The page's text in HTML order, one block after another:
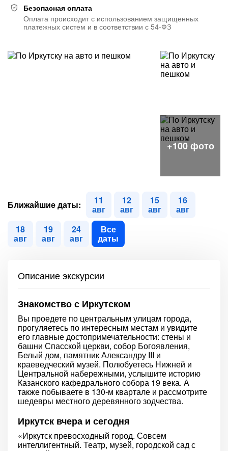
Безопасная оплата
Оплата происходит с использованием защищенных
платежных систем и в соответствии с 54-ФЗ
Ближайшие даты: 11
авг
12
авг
15
авг
16
авг
18
авг
19
авг
24
авг
Все
даты
Описание экскурсии
Знакомство с Иркутском
Вы проедете по центральным улицам города,
прогуляетесь по интересным местам и увидите
его главные достопримечательности: стены и
башни Спасской церкви, собор Богоявления,
Белый дом, памятник Александру III и
краеведческий музей. Полюбуетесь Нижней и
Центральной набережными, услышите историю
Казанского кафедрального собора 19 века. А
также побываете в 130-м квартале и рассмотрите
шедевры местного деревянного зодчества.
Иркутск вчера и сегодня
«Иркутск превосходный город. Совсем
интеллигентный. Театр, музей, городской сад с